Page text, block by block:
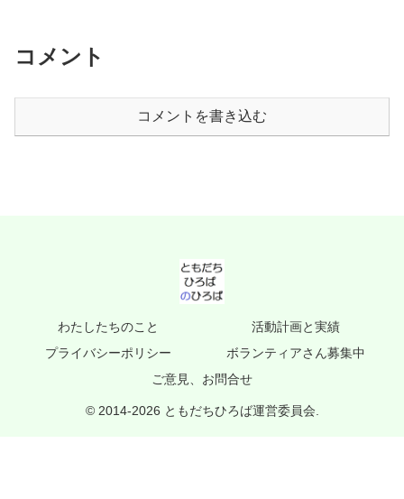
コメント
コメントを書き込む
わたしたちのこと
活動計画と実績
プライバシーポリシー
ボランティアさん募集中
ご意見、お問合せ
© 2014-2026 ともだちひろば運営委員会.